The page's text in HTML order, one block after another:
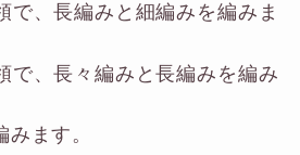
で、長編みと細編みを編みま
で、長々編みと長編みを編み
ます。